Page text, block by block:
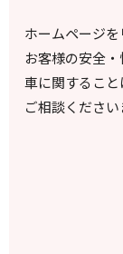
ホームページを
お客様の安全
車に関するこ
ご相談ください